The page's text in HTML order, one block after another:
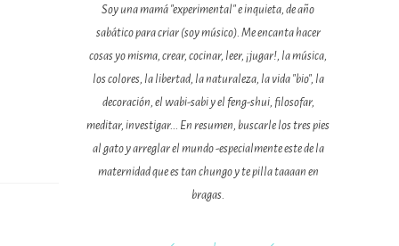
Soy una mamá "experimental" e inquieta, de año
sabático para criar (soy músico). Me encanta hacer
cosas yo misma, crear, cocinar, leer, ¡jugar!, la música,
los colores, la libertad, la naturaleza, la vida "bio", la
decoración, el wabi-sabi y el feng-shui, filosofar,
meditar, investigar... En resumen, buscarle los tres pies
al gato y arreglar el mundo -especialmente este de la
maternidad que es tan chungo y te pilla taaaan en
bragas.